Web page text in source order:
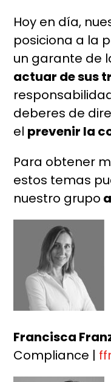
Hoy en día,
posiciona a la
un garante de
actuar de sus
deberes de
el prevenir la
Para obtener
estos temas
nuestro grupo
Francisca
Compliance |